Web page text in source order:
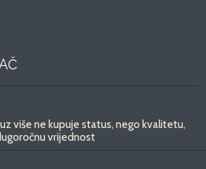
više ne kupuje status, nego kvalitetu,
vrijednost